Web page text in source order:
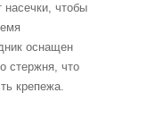
чтобы
оснащен
стержня, что
крепежа.